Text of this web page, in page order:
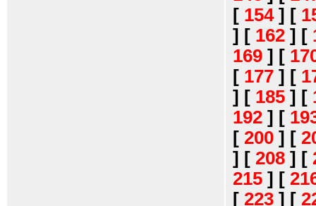
[ 154] [
] [ 162 ] [
169 ] [
[ 177 ] [
] [ 185 ] [
192 ] [
[ 200 ] [
] [ 208 ] [
215 ] [
[ 223 ] [